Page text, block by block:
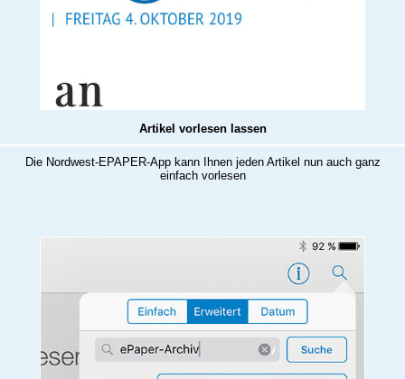
Artikel vorlesen lassen
Die Nordwest-EPAPER-App kann Ihnen jeden Artikel nun auch ganz
einfach vorlesen